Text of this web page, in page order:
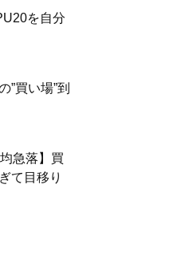
を自分
”買い場”到
急落】買
て目移り